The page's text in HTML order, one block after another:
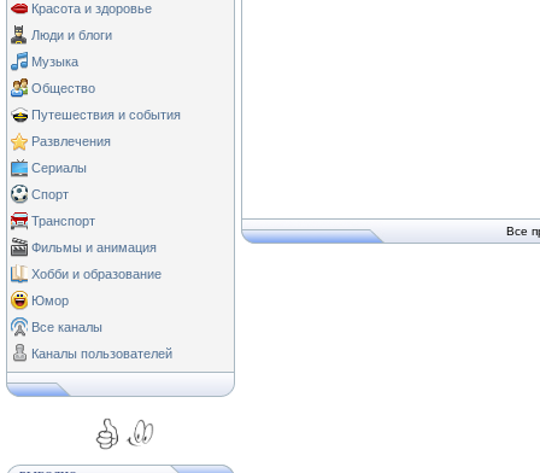
Красота и здоровье
Люди и блоги
Музыка
Общество
Путешествия и события
Развлечения
Сериалы
Спорт
Транспорт
Фильмы и анимация
Хобби и образование
Юмор
Все каналы
Каналы пользователей
Все